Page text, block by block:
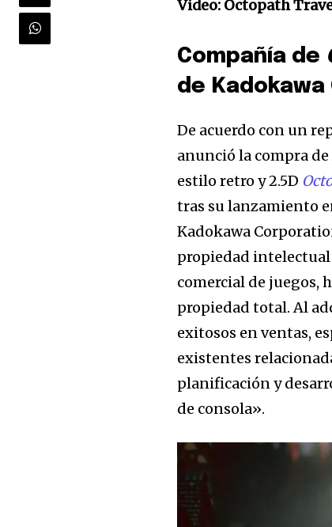
Video: Octopath
Compañía de
de
De acuerdo con un
anunció la compra de
estilo retro y 2.5D
tras su lanzamiento
Kadokawa
propiedad intelectual
comercial de juegos,
propiedad total. Al
exitosos en ventas,
existentes
planificación y
de consola».